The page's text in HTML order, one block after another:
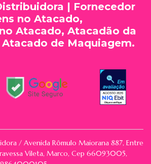
| Fornecedor
no Atacado,
Atacado, Atacadão da
de Maquiagem.
/ Avenida Rômulo Maiorana 887, Entre
Vileta, Marco, Cep 66093005,